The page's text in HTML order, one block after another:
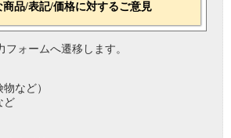
商品/表記/価格に対するご意見
フォームへ遷移します。
など）
ど